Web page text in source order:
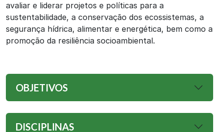
avaliar e liderar projetos e políticas para a
sustentabilidade, a conservação dos ecossistemas, a
segurança hídrica, alimentar e energética, bem como a
promoção da resiliência socioambiental.
OBJETIVOS
DISCIPLINAS